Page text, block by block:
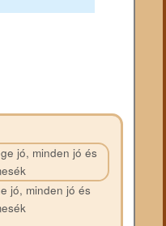
jó, minden jó és